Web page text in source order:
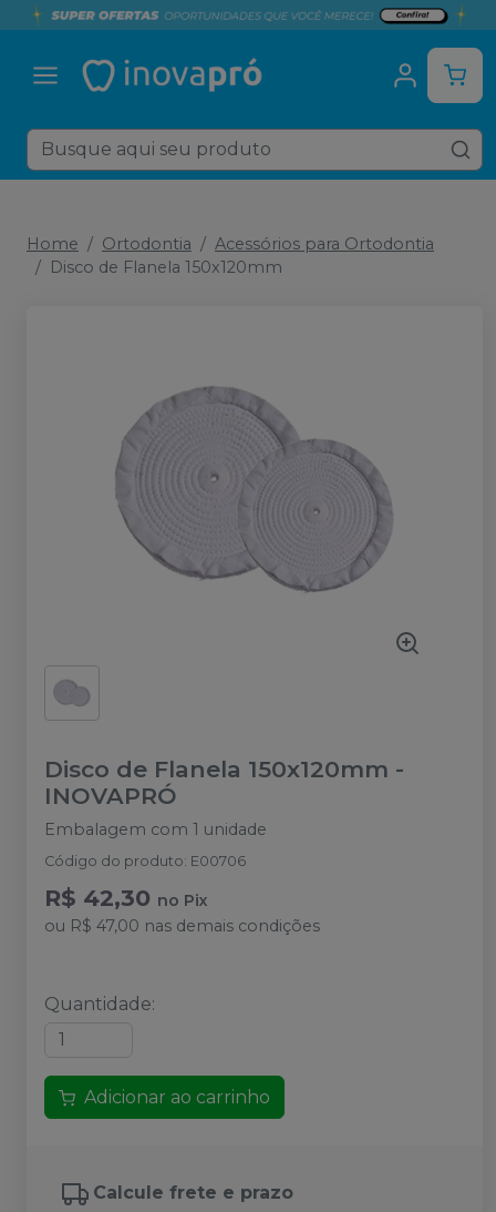
Home Ortodontia
Acessórios para Ortodontia
Disco de Flanela 150x120mm
Disco de Flanela 150x120mm -
INOVAPRÓ
Embalagem com 1 unidade
Código do produto: E00706
R$ 42,30 no Pix
ou R$ 47,00 nas demais condições
Quantidade:
Adicionar ao carrinho
Calcule frete e prazo